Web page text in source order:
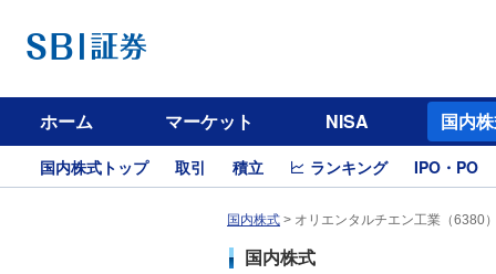
ホーム マーケット NISA 国内
国内株式トップ 取引 積立 ランキング IPO・PO
国内株式 > オリエンタルチエン工業（6380
国内株式